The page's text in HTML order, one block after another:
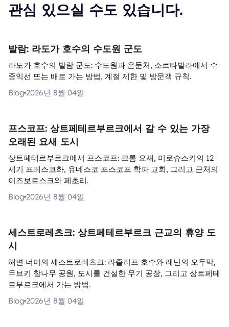
관심 있으실 수도 있습니다.
발람: 라도가 호수의 수도원 군도
라도가 호수의 발람 군도: 수도원과 은둔처, 소르타발라에서 수
중익선 또는 배로 가는 방법, 계절 제한 및 방문객 규칙.
Blog 2026년 8월 04일
프스코프: 상트페테르부르크에서 갈 수 있는 가장
오래된 요새 도시
상트페테르부르크에서 프스코프: 크롬 요새, 미로슈스키의 12
세기 프레스코화, 유네스코 프스코프 학파 교회, 그리고 근처의
이즈보르스크와 페초리.
Blog 2026년 8월 04일
세스트로레츠크: 상트페테르부르크 근교의 휴양 도
시
해변 너머의 세스트로레츠크: 라즐리프 호수와 레닌의 오두막,
두브키 참나무 공원, 도시를 건설한 무기 공장, 그리고 상트페테
르부르크에서 가는 방법.
Blog 2026년 8월 04일